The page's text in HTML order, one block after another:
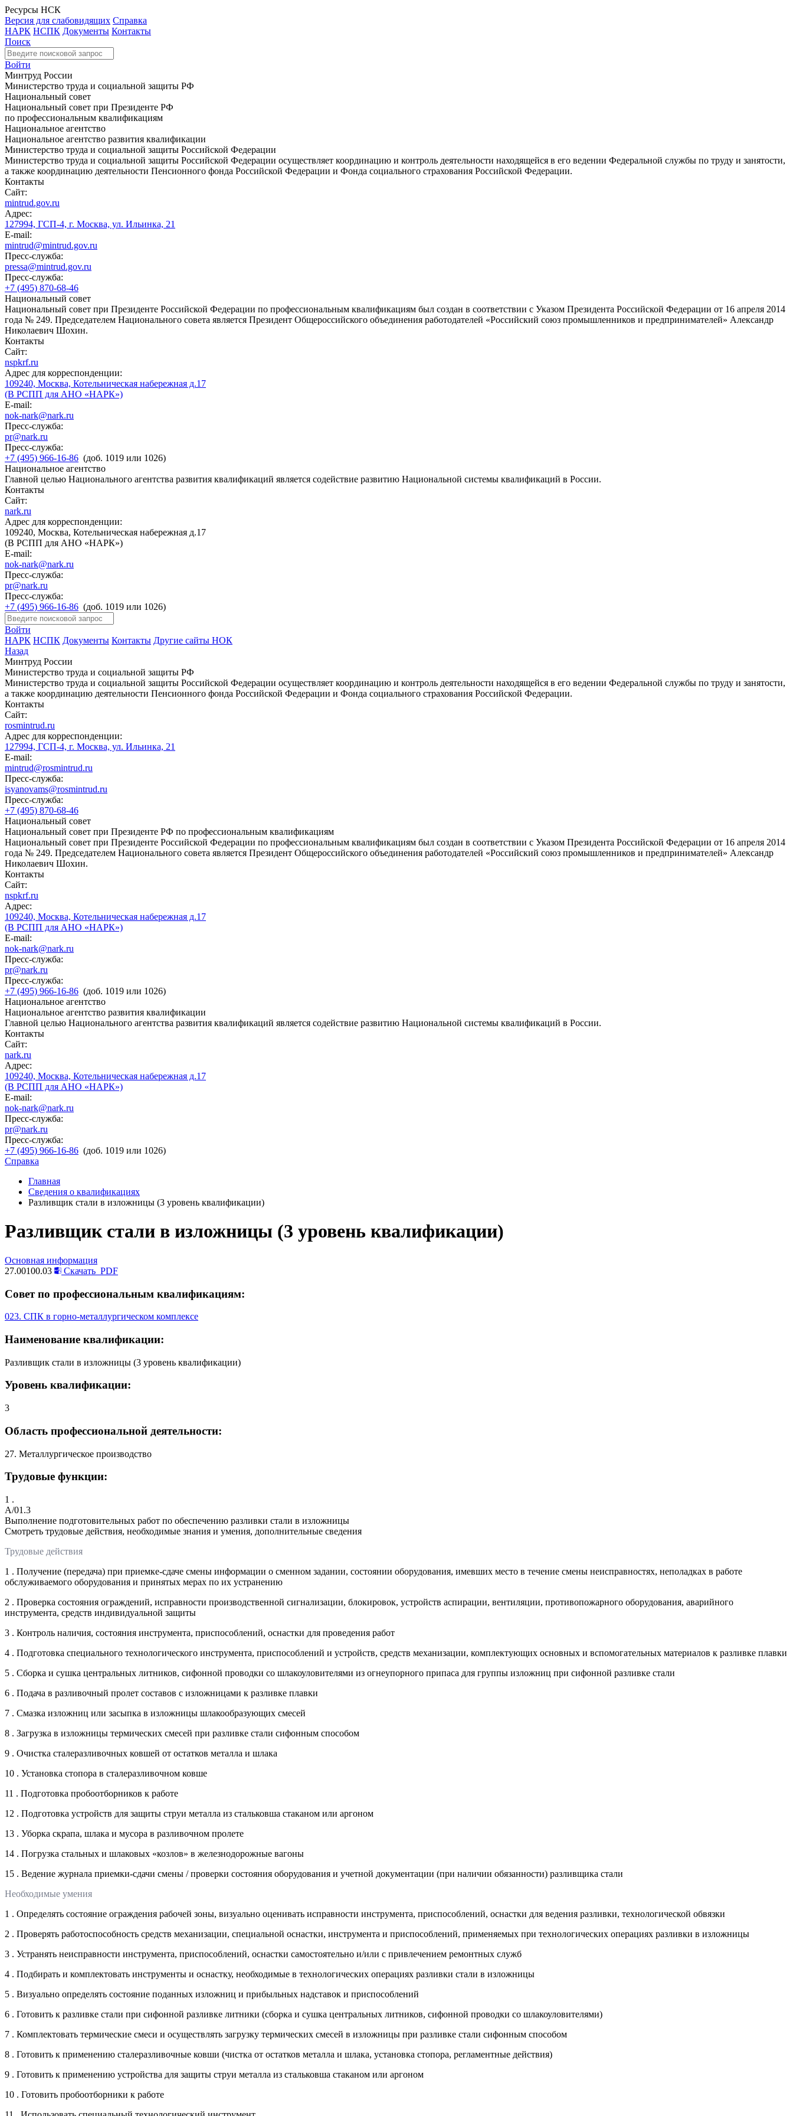
Ресурсы НСК
Версия для слабовидящих Справка
НАРК НСПК Документы Контакты
Поиск
Войти
Минтруд России
Министерство труда и социальной защиты РФ
Национальный совет
Национальный совет при Президенте РФ
по профессиональным квалификациям
Национальное агентство
Национальное агентство развития квалификации
Министерство труда и социальной защиты Российской Федерации
Министерство труда и социальной защиты Российской Федерации осуществляет координацию и контроль деятельности находящейся в его ведении Федеральной службы по труду и занятости,
а также координацию деятельности Пенсионного фонда Российской Федерации и Фонда социального страхования Российской Федерации.
Контакты
Сайт:
mintrud.gov.ru
Адрес:
127994, ГСП-4, г. Москва, ул. Ильинка, 21
E-mail:
mintrud@mintrud.gov.ru
Пресс-служба:
pressa@mintrud.gov.ru
Пресс-служба:
+7 (495) 870-68-46
Национальный совет
Национальный совет при Президенте Российской Федерации по профессиональным квалификациям был создан в соответствии с Указом Президента Российской Федерации от 16 апреля 2014
года № 249. Председателем Национального совета является Президент Общероссийского объединения работодателей «Российский союз промышленников и предпринимателей» Александр
Николаевич Шохин.
Контакты
Сайт:
nspkrf.ru
Адрес для корреспонденции:
109240, Москва, Котельническая набережная д.17
(В РСПП для АНО «НАРК»)
E-mail:
nok-nark@nark.ru
Пресс-служба:
pr@nark.ru
Пресс-служба:
+7 (495) 966-16-86 (доб. 1019 или 1026)
Национальное агентство
Главной целью Национального агентства развития квалификаций является содействие развитию Национальной системы квалификаций в России.
Контакты
Сайт:
nark.ru
Адрес для корреспонденции:
109240, Москва, Котельническая набережная д.17
(В РСПП для АНО «НАРК»)
E-mail:
nok-nark@nark.ru
Пресс-служба:
pr@nark.ru
Пресс-служба:
+7 (495) 966-16-86 (доб. 1019 или 1026)
Войти
НАРК НСПК Документы Контакты Другие сайты НОК
Назад
Минтруд России
Министерство труда и социальной защиты РФ
Министерство труда и социальной защиты Российской Федерации осуществляет координацию и контроль деятельности находящейся в его ведении Федеральной службы по труду и занятости,
а также координацию деятельности Пенсионного фонда Российской Федерации и Фонда социального страхования Российской Федерации.
Контакты
Сайт:
rosmintrud.ru
Адрес для корреспонденции:
127994, ГСП-4, г. Москва, ул. Ильинка, 21
E-mail:
mintrud@rosmintrud.ru
Пресс-служба:
isyanovams@rosmintrud.ru
Пресс-служба:
+7 (495) 870-68-46
Национальный совет
Национальный совет при Президенте РФ по профессиональным квалификациям
Национальный совет при Президенте Российской Федерации по профессиональным квалификациям был создан в соответствии с Указом Президента Российской Федерации от 16 апреля 2014
года № 249. Председателем Национального совета является Президент Общероссийского объединения работодателей «Российский союз промышленников и предпринимателей» Александр
Николаевич Шохин.
Контакты
Сайт:
nspkrf.ru
Адрес:
109240, Москва, Котельническая набережная д.17
(В РСПП для АНО «НАРК»)
E-mail:
nok-nark@nark.ru
Пресс-служба:
pr@nark.ru
Пресс-служба:
+7 (495) 966-16-86 (доб. 1019 или 1026)
Национальное агентство
Национальное агентство развития квалификации
Главной целью Национального агентства развития квалификаций является содействие развитию Национальной системы квалификаций в России.
Контакты
Сайт:
nark.ru
Адрес:
109240, Москва, Котельническая набережная д.17
(В РСПП для АНО «НАРК»)
E-mail:
nok-nark@nark.ru
Пресс-служба:
pr@nark.ru
Пресс-служба:
+7 (495) 966-16-86 (доб. 1019 или 1026)
Справка
Главная
Сведения о квалификациях
Разливщик стали в изложницы (3 уровень квалификации)
Разливщик стали в изложницы (3 уровень квалификации)
Основная информация
27.00100.03
Скачать PDF
Совет по профессиональным квалификациям:
023. СПК в горно-металлургическом комплексе
Наименование квалификации:
Разливщик стали в изложницы (3 уровень квалификации)
Уровень квалификации:
3
Область профессиональной деятельности:
27. Металлургическое производство
Трудовые функции:
1 .
A/01.3
Выполнение подготовительных работ по обеспечению разливки стали в изложницы
Смотреть трудовые действия, необходимые знания и умения, дополнительные сведения
Трудовые действия
1 . Получение (передача) при приемке-сдаче смены информации о сменном задании, состоянии оборудования, имевших место в течение смены неисправностях, неполадках в работе
обслуживаемого оборудования и принятых мерах по их устранению
2 . Проверка состояния ограждений, исправности производственной сигнализации, блокировок, устройств аспирации, вентиляции, противопожарного оборудования, аварийного
инструмента, средств индивидуальной защиты
3 . Контроль наличия, состояния инструмента, приспособлений, оснастки для проведения работ
4 . Подготовка специального технологического инструмента, приспособлений и устройств, средств механизации, комплектующих основных и вспомогательных материалов к разливке плавки
5 . Сборка и сушка центральных литников, сифонной проводки со шлакоуловителями из огнеупорного припаса для группы изложниц при сифонной разливке стали
6 . Подача в разливочный пролет составов с изложницами к разливке плавки
7 . Смазка изложниц или засыпка в изложницы шлакообразующих смесей
8 . Загрузка в изложницы термических смесей при разливке стали сифонным способом
9 . Очистка сталеразливочных ковшей от остатков металла и шлака
10 . Установка стопора в сталеразливочном ковше
11 . Подготовка пробоотборников к работе
12 . Подготовка устройств для защиты струи металла из стальковша стаканом или аргоном
13 . Уборка скрапа, шлака и мусора в разливочном пролете
14 . Погрузка стальных и шлаковых «козлов» в железнодорожные вагоны
15 . Ведение журнала приемки-сдачи смены / проверки состояния оборудования и учетной документации (при наличии обязанности) разливщика стали
Необходимые умения
1 . Определять состояние ограждения рабочей зоны, визуально оценивать исправности инструмента, приспособлений, оснастки для ведения разливки, технологической обвязки
2 . Проверять работоспособность средств механизации, специальной оснастки, инструмента и приспособлений, применяемых при технологических операциях разливки в изложницы
3 . Устранять неисправности инструмента, приспособлений, оснастки самостоятельно и/или с привлечением ремонтных служб
4 . Подбирать и комплектовать инструменты и оснастку, необходимые в технологических операциях разливки стали в изложницы
5 . Визуально определять состояние поданных изложниц и прибыльных надставок и приспособлений
6 . Готовить к разливке стали при сифонной разливке литники (сборка и сушка центральных литников, сифонной проводки со шлакоуловителями)
7 . Комплектовать термические смеси и осуществлять загрузку термических смесей в изложницы при разливке стали сифонным способом
8 . Готовить к применению сталеразливочные ковши (чистка от остатков металла и шлака, установка стопора, регламентные действия)
9 . Готовить к применению устройства для защиты струи металла из стальковша стаканом или аргоном
10 . Готовить пробоотборники к работе